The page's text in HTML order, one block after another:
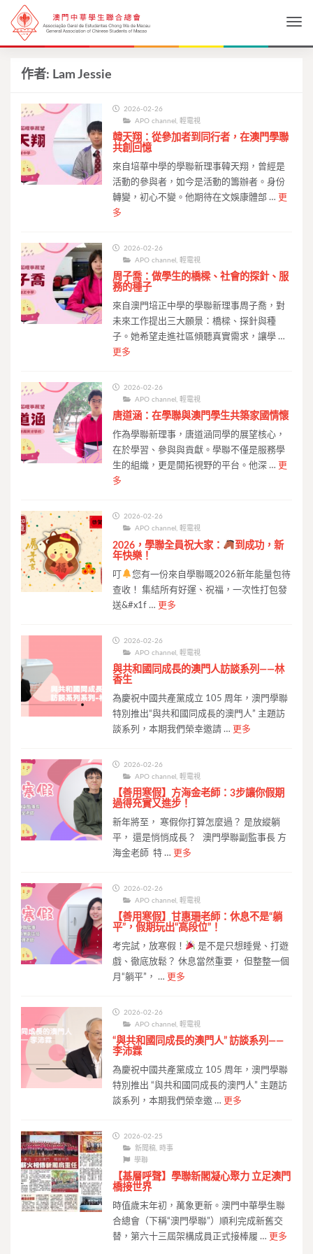
作者: Lam Jessie
2026-02-26
APO channel ,輕電視
韓天翔：從參加者到同行者，在澳門學聯
共創回憶
來自培華中學的學聯新理事韓天翔，曾經是
活動的參與者，如今是活動的籌辦者。身份
轉變，初心不變。他期待在文娛康體部 … 更
多
2026-02-26
APO channel ,輕電視
周子喬：做學生的橋樑、社會的探針、服
務的種子
來自澳門培正中學的學聯新理事周子喬，對
未來工作提出三大願景：橋樑、探針與種
子。她希望走進社區傾聽真實需求，讓學 …
更多
2026-02-26
APO channel ,輕電視
唐道涵：在學聯與澳門學生共築家國情懷
作為學聯新理事，唐道涵同學的展望核心，
在於學習、參與與貢獻。學聯不僅是服務學
生的組織，更是開拓視野的平台。他深 … 更
多
2026-02-26
APO channel ,輕電視
2026，學聯全員祝大家：
到成功，新
年快樂！
叮
您有一份來自學聯嘅2026新年能量包待
查收！ 集結所有好運、祝福，一次性打包發
送&#x1f … 更多
2026-02-26
APO channel
輕電視
與共和國同成長的澳門人訪談系列——林
香生
為慶祝中國共產黨成立 105 周年，澳門學聯
特別推出“與共和國同成長的澳門人” 主題訪
談系列，本期我們榮幸邀請 … 更多
2026-02-26
APO channel
輕電視
【善用寒假】方海金老師：3步讓你假期
過得充實又進步！
新年將至， 寒假你打算怎麼過？ 是放縱躺
平， 還是悄悄成長？ 澳門學聯副監事長 方
海金老師 特 … 更多
2026-02-26
APO channel
輕電視
【善用寒假】甘惠珊老師：休息不是“躺
平”，假期玩出“高段位”！
考完試，放寒假！
是不是只想睡覺、打遊
戲、徹底放鬆？ 休息當然重要， 但整整一個
月“躺平”， … 更多
2026-02-26
APO channel
輕電視
“與共和國同成長的澳門人” 訪談系列——
李沛霖
為慶祝中國共產黨成立 105 周年，澳門學聯
特別推出 “與共和國同成長的澳門人” 主題訪
談系列，本期我們榮幸邀 … 更多
2026-02-25
新聞稿 時事
學聯
【基層呼聲】學聯新閣凝心聚力 立足澳門
橋接世界
時值歲末年初，萬象更新。澳門中華學生聯
合總會（下稱“澳門學聯”）順利完成新舊交
替，第六十三屆架構成員正式接棒履 … 更多